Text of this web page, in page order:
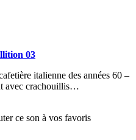
03
italienne des années 60 –
avec crachouillis…